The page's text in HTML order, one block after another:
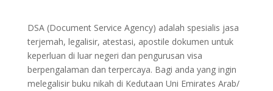
DSA (Document Service Agency) adalah spesialis jasa
terjemah, legalisir, atestasi, apostile dokumen untuk
keperluan di luar negeri dan pengurusan visa
berpengalaman dan terpercaya. Bagi anda yang ingin
melegalisir buku nikah di Kedutaan Uni Emirates Arab/